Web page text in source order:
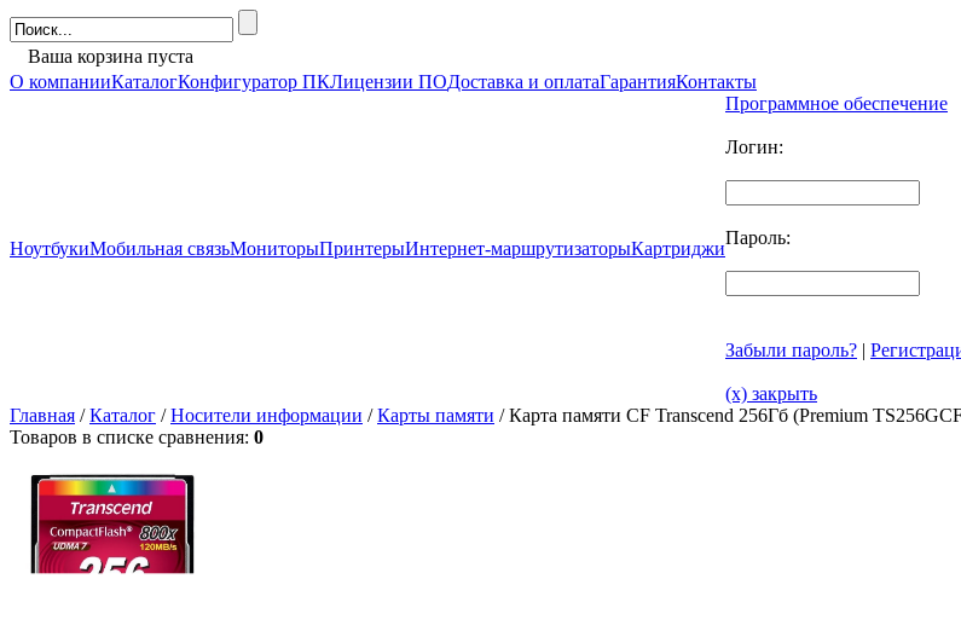
Ваша корзина пуста
О компанииКаталогКонфигуратор ПКЛицензии ПОДоставка и оплатаГарантияКонтакты
НоутбукиМобильная связьМониторыПринтерыИнтернет-маршрутизаторыКартриджи
Программное обеспечение
Логин:
Пароль:
Забыли пароль? |
(x) закрыть
Главная /Каталог /Носители информации /Карты памяти / Карта памяти CF Transcend 256Гб (Premium
Товаров в списке сравнения: 0